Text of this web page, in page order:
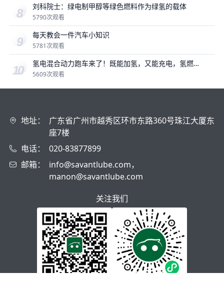
刘科院士：绿电制甲醇等绿色燃料作为绿氢的载体
5790次观看
每天教会一件汽车小知识
5781次观看
氢电混合动力跑车来了！既能加氢，又能充电，氢燃
料是未来吗？
5609次观看
地址：
广东省广州市越秀区环市东路360号珠江大厦东
座7楼
电话：
020-83877899
邮箱：
info@savantlube.com，
manon@savantlube.com
关注我们